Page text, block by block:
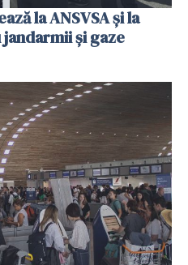
la ANSVSA și la
și gaze